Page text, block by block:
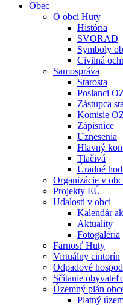
Obec
O obci Huty
História
SVORAD
Symboly
Civilná
Samospráva
Starosta
Poslanci
Zástupca
Komisie
Zápisnice
Uznesenia
Hlavný
Tlačivá
Úradné
Organizácie v
Projekty EÚ
Udalosti v obci
Kalendár
Aktuality
Fotogaléria
Farnosť Huty
Virtuálny cintorín
Odpadové
Sčítanie
Územný plán
Platný